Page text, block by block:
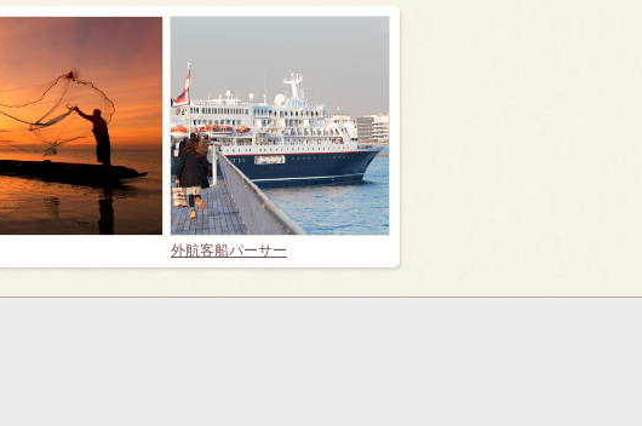
外航客船パーサー